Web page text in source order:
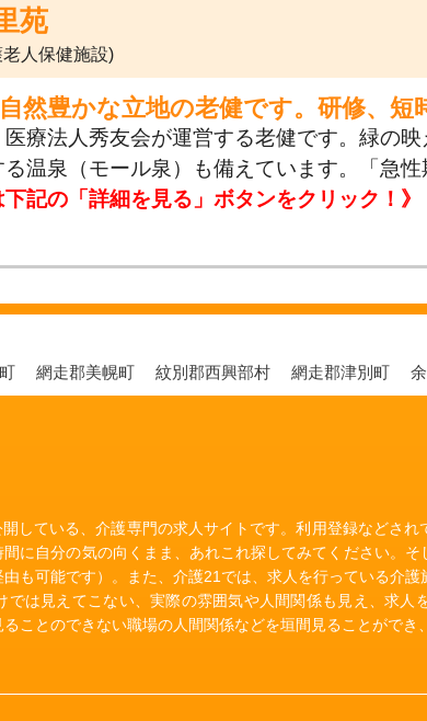
苑
老人保健施設)
然豊かな立地の老健です。研修、短
療法人秀友会が運営する老健です。緑の
る温泉（モール泉）も備えています。「急
下記の「詳細を見る」ボタンをクリック！》
網走郡美幌町 紋別郡西興部村 網走郡津別町
している、介護専門の求人サイトです。利用登録などさ
に自分の気の向くまま、あれこれ探してみてください。
も可能です）。また、介護21では、求人を行っている介護
では見えてこない、実際の雰囲気や人間関係も見え、求人
ことのできない職場の人間関係などを垣間見ることがで